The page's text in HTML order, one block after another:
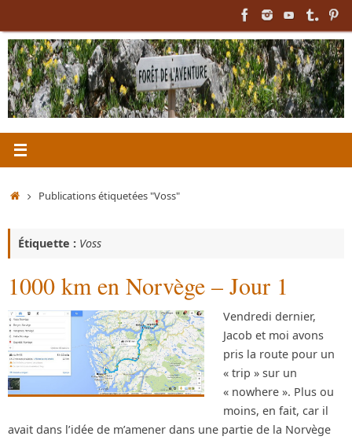
au
contenu
AccueilPublications étiquetées "Voss"
Étiquette : Voss
1000 km en Norvège – Jour 1
Vendredi dernier,
Jacob et moi avons
pris la route pour un
« trip » sur un
« nowhere ». Plus ou
moins, en fait, car il
avait dans l’idée de m’amener dans une partie de la Norvège